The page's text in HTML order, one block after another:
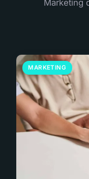
Marketing
MARKETING